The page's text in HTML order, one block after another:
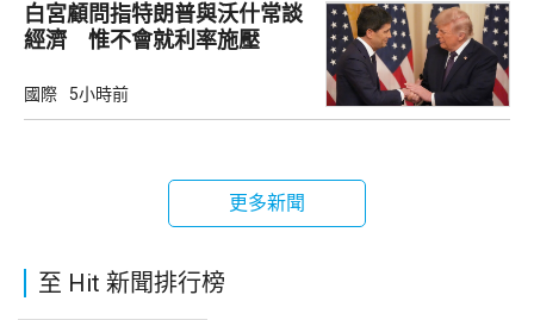
白宮顧問指特朗普與沃什常談
經濟 惟不會就利率施壓
國際 5小時前
更多新聞
至 Hit 新聞排行榜